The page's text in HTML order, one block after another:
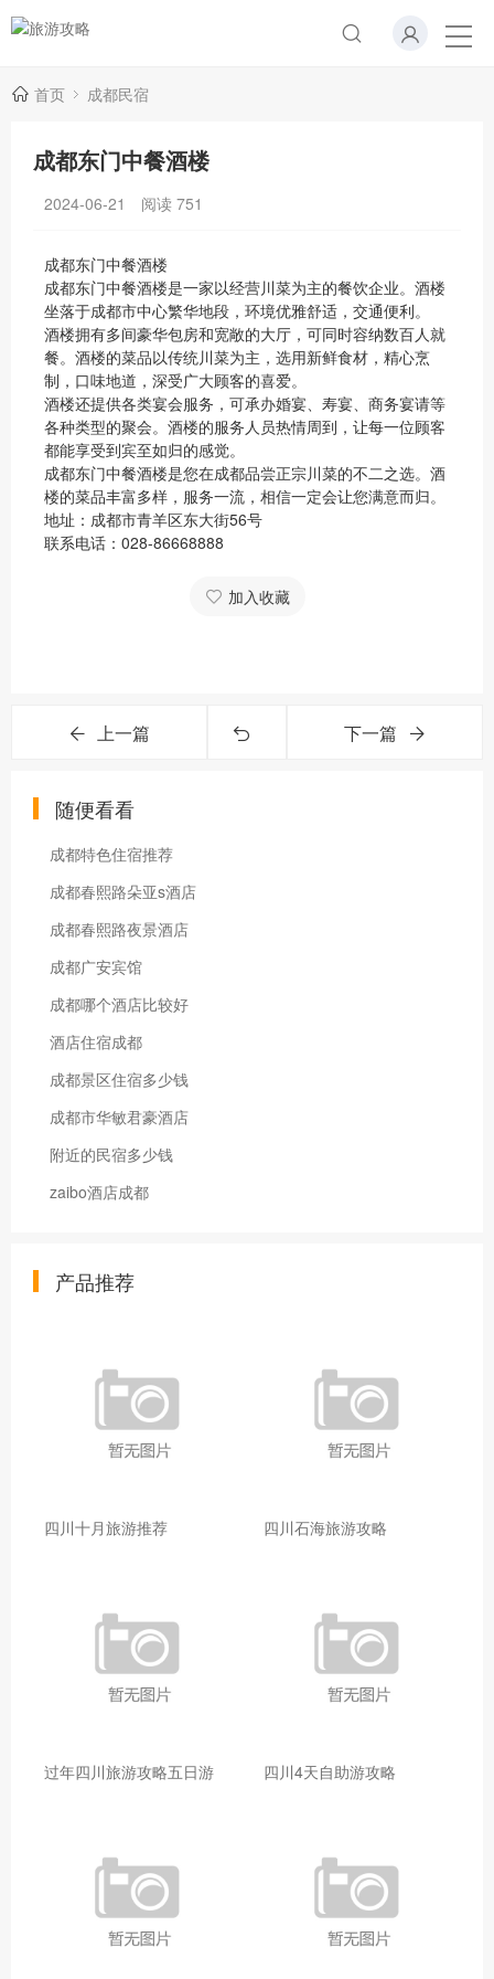
首页 成都民宿
成都东门中餐酒楼
2024-06-21 阅读 751
成都东门中餐酒楼
成都东门中餐酒楼是一家以经营川菜为主的餐饮企业。酒楼
坐落于成都市中心繁华地段，环境优雅舒适，交通便利。
酒楼拥有多间豪华包房和宽敞的大厅，可同时容纳数百人就
餐。酒楼的菜品以传统川菜为主，选用新鲜食材，精心烹
制，口味地道，深受广大顾客的喜爱。
酒楼还提供各类宴会服务，可承办婚宴、寿宴、商务宴请等
各种类型的聚会。酒楼的服务人员热情周到，让每一位顾客
都能享受到宾至如归的感觉。
成都东门中餐酒楼是您在成都品尝正宗川菜的不二之选。酒
楼的菜品丰富多样，服务一流，相信一定会让您满意而归。
地址：成都市青羊区东大街56号
联系电话：028-86668888
加入收藏
上一篇 下一篇
随便看看
成都特色住宿推荐
成都春熙路朵亚s酒店
成都春熙路夜景酒店
成都广安宾馆
成都哪个酒店比较好
酒店住宿成都
成都景区住宿多少钱
成都市华敏君豪酒店
附近的民宿多少钱
zaibo酒店成都
产品推荐
四川十月旅游推荐 四川石海旅游攻略
过年四川旅游攻略五日游 四川4天自助游攻略